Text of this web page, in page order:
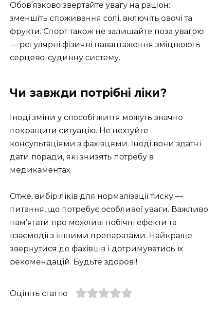
Обов’язково звертайте увагу на раціон:
зменшіть споживання солі, включіть овочі та
фрукти. Спорт також не залишайте поза увагою
— регулярні фізичні навантаження зміцнюють
серцево-судинну систему.
Чи завжди потрібні ліки?
Іноді зміни у способі життя можуть значно
покращити ситуацію. Не нехтуйте
консультаціями з фахівцями. Іноді вони здатні
дати поради, які знизять потребу в
медикаментах.
Отже, вибір ліків для нормалізації тиску —
питання, що потребує особливої уваги. Важливо
пам’ятати про можливі побічні ефекти та
взаємодії з іншими препаратами. Найкраще
звернутися до фахівців і дотримуватись їх
рекомендацій. Будьте здорові!
Оцініть статтю